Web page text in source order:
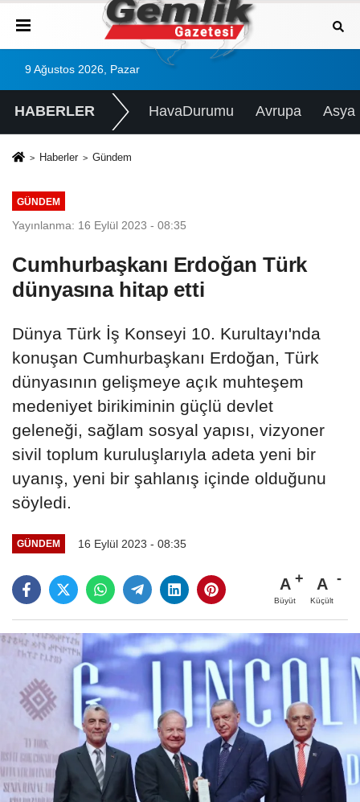
9 Ağustos 2026, Pazar
HABERLER HavaDurumu Avrupa Asya
Haberler Gündem
GÜNDEM
Yayınlanma: 16 Eylül 2023 - 08:35
Cumhurbaşkanı Erdoğan Türk
dünyasına hitap etti
Dünya Türk İş Konseyi 10. Kurultayı'nda
konuşan Cumhurbaşkanı Erdoğan, Türk
dünyasının gelişmeye açık muhteşem
medeniyet birikiminin güçlü devlet
geleneği, sağlam sosyal yapısı, vizyoner
sivil toplum kuruluşlarıyla adeta yeni bir
uyanış, yeni bir şahlanış içinde olduğunu
söyledi.
GÜNDEM 16 Eylül 2023 - 08:35
A
Büyüt
A
Küçült